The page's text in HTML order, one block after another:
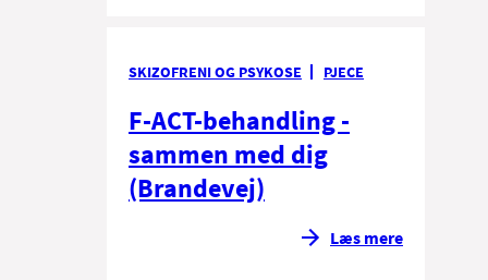
SKIZOFRENI OG PSYKOSE PJECE
F-ACT-behandling -
sammen med dig
(Brandevej)
Læs mere